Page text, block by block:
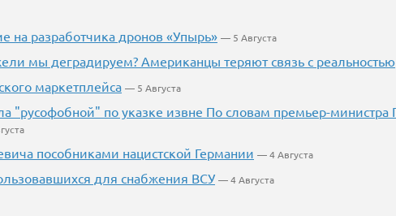
на разработчика дронов «Упырь» — 5 Августа
мы деградируем? Американцы теряют связь с реальностью
маркетплейса — 5 Августа
"русофобной" по указке извне По словам премьер-министра
пособниками нацистской Германии — 4 Августа
для снабжения ВСУ — 4 Августа